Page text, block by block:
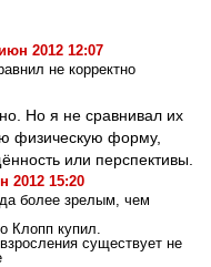
2012 12:07
не корректно
Но я не сравнивал их
физическую форму,
или перспективы.
2012 15:20
более зрелым, чем
Клопп купил.
существует не